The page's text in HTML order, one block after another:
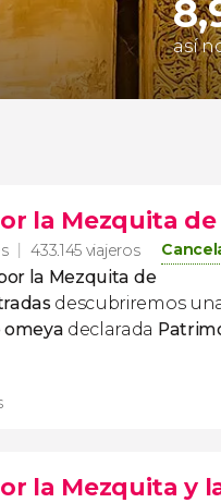
así
la Mezquita
433.145 viajeros
la Mezquita de
descubriremos
omeya declarada
la Mezquita y